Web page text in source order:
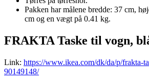
Pakken har målene bredde: 37 cm,
cm og en vægt på 0.41 kg.
FRAKTA Taske til vogn,
Link: https://www.ikea.com/dk/da/p/frakta-
90149148/